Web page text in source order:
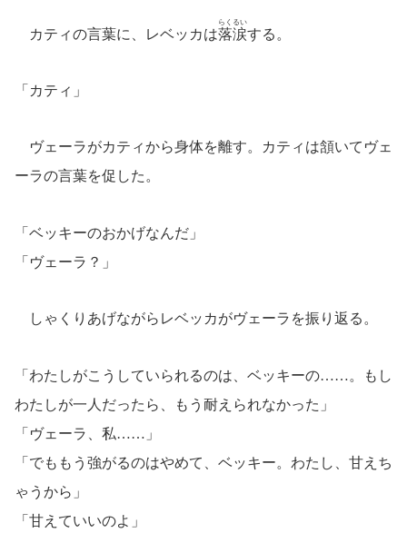
カティの言葉に、レベッカは落涙
らくるい
する。
「カティ」
ヴェーラがカティから身体を離す。カティは頷いてヴェ
ーラの言葉を促した。
「ベッキーのおかげなんだ」
「ヴェーラ？」
しゃくりあげながらレベッカがヴェーラを振り返る。
「わたしがこうしていられるのは、ベッキーの……。もし
わたしが一人だったら、もう耐えられなかった」
「ヴェーラ、私……」
「でももう強がるのはやめて、ベッキー。わたし、甘えち
ゃうから」
「甘えていいのよ」